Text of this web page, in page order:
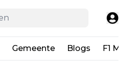
Gemeente Blogs F1